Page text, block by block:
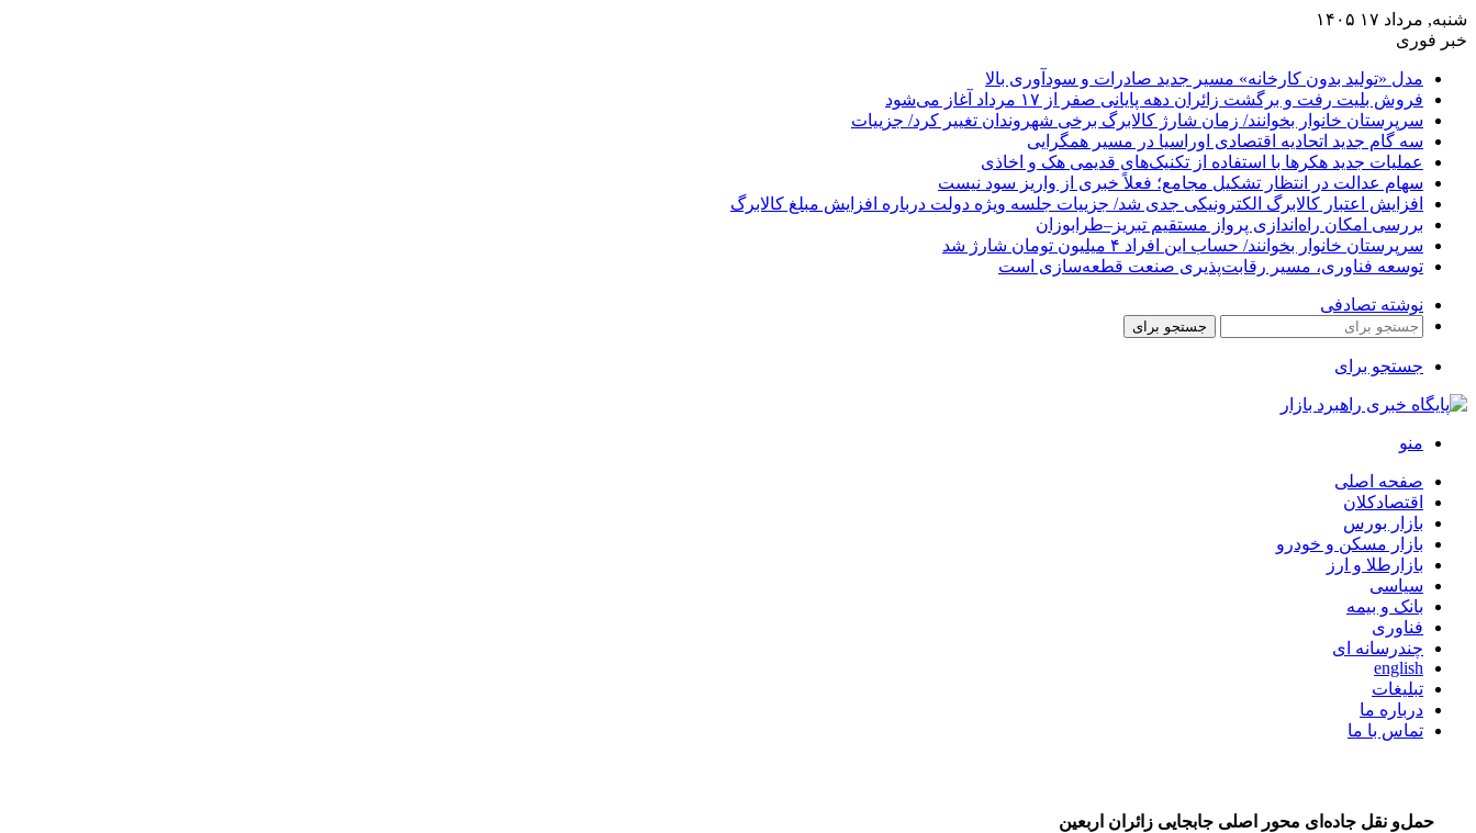
شنبه, مرداد ۱۷ ۱۴۰۵
خبر فوری
مدل «تولید بدون کارخانه» مسیر جدید صادرات و سودآوری بالا
فروش بلیت رفت و برگشت زائران دهه پایانی صفر از ۱۷ مرداد آغاز می‌شود
سرپرستان خانوار بخوانند/ زمان شارژ کالابرگ برخی شهروندان تغییر کرد/ جزییات
سه گام جدید اتحادیه اقتصادی اوراسیا در مسیر همگرایی
عملیات جدید هکرها با استفاده از تکنیک‌های قدیمی هک و اخاذی
سهام عدالت در انتظار تشکیل مجامع؛ فعلاً خبری از واریز سود نیست
افزایش اعتبار کالابرگ الکترونیکی جدی شد/ جزییات جلسه ویژه دولت درباره افزایش مبلغ کالابرگ
بررسی امکان راه‌اندازی پرواز مستقیم تبریز–طرابوزان
سرپرستان خانوار بخوانند/ حساب این افراد ۴ میلیون تومان شارژ شد
توسعه فناوری، مسیر رقابت‌پذیری صنعت قطعه‌سازی است
نوشته تصادفی
جستجو برای
جستجو برای
منو
صفحه اصلی
اقتصادکلان
بازار بورس
بازار مسکن و خودرو
بازارطلا و ارز
سیاسی
بانک و بیمه
فناوری
چندرسانه ای
english
تبلیغات
درباره ما
تماس با ما
حمل‌و نقل جاده‌ای محور اصلی جابجایی زائران اربعین